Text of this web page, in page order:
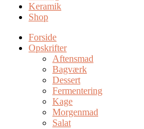
Keramik
Shop
Forside
Opskrifter
Aftensmad
Bagværk
Dessert
Fermentering
Kage
Morgenmad
Salat